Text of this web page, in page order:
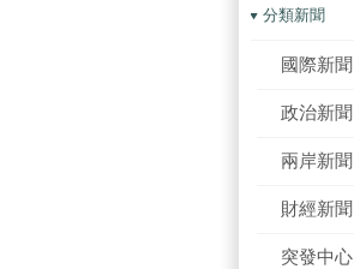
分類新聞
國際新聞
政治新聞
兩岸新聞
財經新聞
突發中心